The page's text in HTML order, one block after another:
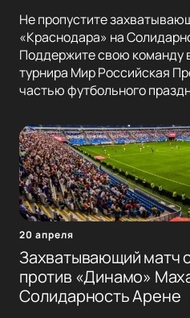
Не пропустите
«Краснодара» на
Поддержите свою команду
турнира Мир Российская
частью футбольного
20 апреля
Захватывающий матч
против «Динамо»
Солидарность Арене